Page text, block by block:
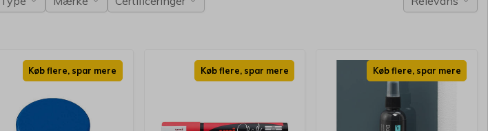
Køb flere, spar mere Køb flere, spar mere Køb flere, spar mere